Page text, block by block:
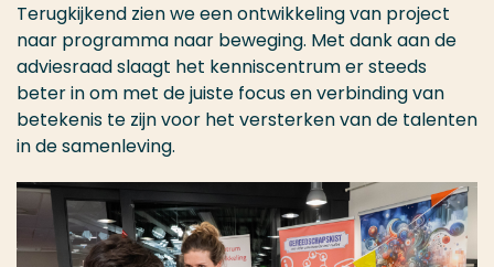
Terugkijkend zien we een ontwikkeling van project
naar programma naar beweging. Met dank aan de
adviesraad slaagt het kenniscentrum er steeds
beter in om met de juiste focus en verbinding van
betekenis te zijn voor het versterken van de talenten
in de samenleving.